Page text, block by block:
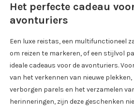
Het perfecte cadeau
avonturiers
Een luxe reistas, een multifunctioneel
om reizen te markeren, of een stijlvol
ideale cadeaus voor de avonturiers.
van het verkennen van nieuwe
verborgen parels en het verzamelen
herinneringen, zijn deze geschenken